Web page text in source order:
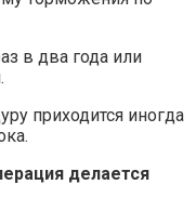
в два года или
приходится иногда
делается